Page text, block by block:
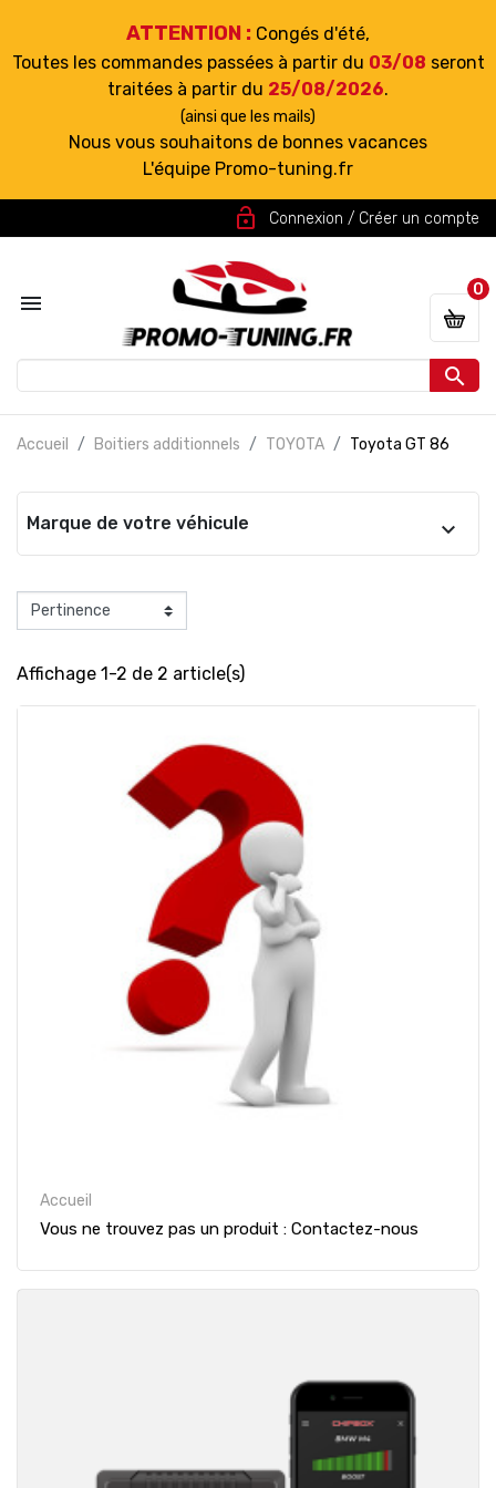
ATTENTION : Congés d'été,
Toutes les commandes passées à partir du 03/08 seront
traitées à partir du 25/08/2026.
(ainsi que les mails)
Nous vous souhaitons de bonnes vacances
L'équipe Promo-tuning.fr
lock_open Connexion / Créer un compte


0
Accueil Boitiers additionnels TOYOTA Toyota GT 86
Marque de votre véhicule
Affichage 1-2 de 2 article(s)
Accueil
Vous ne trouvez pas un produit : Contactez-nous